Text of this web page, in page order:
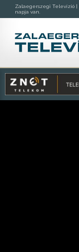
Zalaegerszegi Televízió |
napja van.